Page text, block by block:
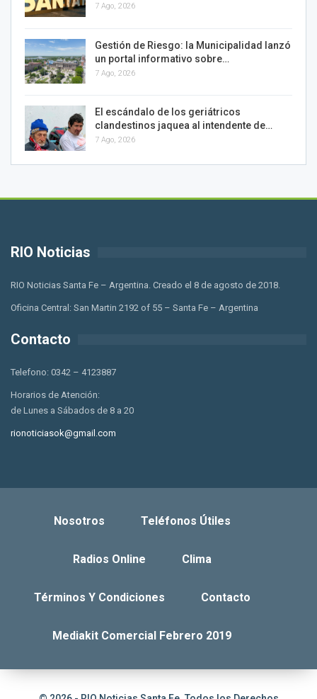
7 Ago, 2026
Gestión de Riesgo: la Municipalidad lanzó
un portal informativo sobre…
7 Ago, 2026
El escándalo de los geriátricos
clandestinos jaquea al intendente de…
7 Ago, 2026
RIO Noticias
RIO Noticias Santa Fe – Argentina. Creado el 8 de agosto de 2018.
Oficina Central: San Martin 2192 of 55 – Santa Fe – Argentina
Contacto
Telefono: 0342 – 4123887
Horarios de Atención:
de Lunes a Sábados de 8 a 20
rionoticiasok@gmail.com
Nosotros Teléfonos Útiles
Radios Online Clima
Términos Y Condiciones Contacto
Mediakit Comercial Febrero 2019